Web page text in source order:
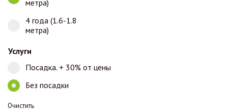
метра)
4 года (1.6-1.8
метра)
Услуги
Посадка. + 30% от цены
Без посадки
Очистить